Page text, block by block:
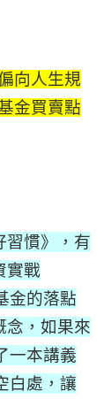
向人生規
金買賣點
習慣》，有
實戰
金的落點
念，如果來
一本講義
白處，讓